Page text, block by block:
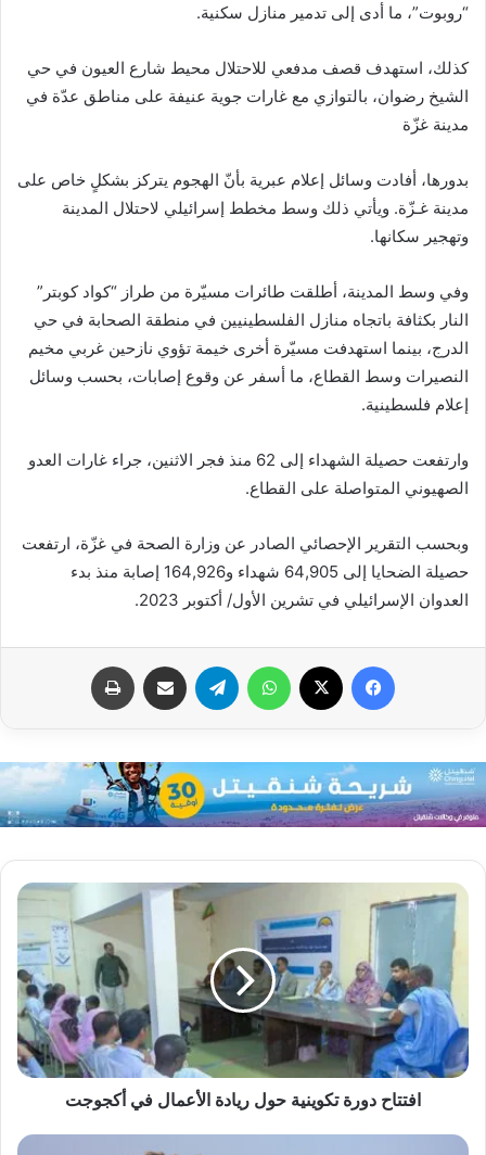
“روبوت”، ما أدى إلى تدمير منازل سكنية.
كذلك، استهدف قصف مدفعي للاحتلال محيط شارع العيون في حي
الشيخ رضوان، بالتوازي مع غارات جوية عنيفة على مناطق عدّة في
مدينة غزّة
بدورها، أفادت وسائل إعلام عبرية بأنّ الهجوم يتركز بشكلٍ خاص على
مدينة غـزّة. ويأتي ذلك وسط مخطط إسرائيلي لاحتلال المدينة
وتهجير سكانها.
وفي وسط المدينة، أطلقت طائرات مسيّرة من طراز “كواد كوبتر”
النار بكثافة باتجاه منازل الفلسطينيين في منطقة الصحابة في حي
الدرج، بينما استهدفت مسيّرة أخرى خيمة تؤوي نازحين غربي مخيم
النصيرات وسط القطاع، ما أسفر عن وقوع إصابات، بحسب وسائل
إعلام فلسطينية.
وارتفعت حصيلة الشهداء إلى 62 منذ فجر الاثنين، جراء غارات العدو
الصهيوني المتواصلة على القطاع.
وبحسب التقرير الإحصائي الصادر عن وزارة الصحة في غزّة، ارتفعت
حصيلة الضحايا إلى 64,905 شهداء و164,926 إصابة منذ بدء
العدوان الإسرائيلي في تشرين الأول/ أكتوبر 2023.
فيسبوك واتساب تيلقرام مشاركة عبر البريد
افتتاح دورة تكوينية حول ريادة الأعمال في أكجوجت